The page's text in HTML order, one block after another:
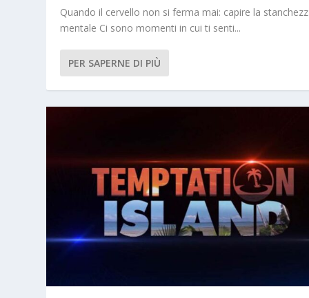
Quando il cervello non si ferma mai: capire la
mentale Ci sono momenti in cui ti senti...
PER SAPERNE DI PIÙ